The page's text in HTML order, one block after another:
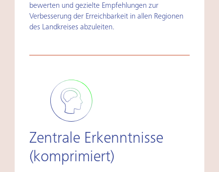
bewerten und gezielte Empfehlungen zur
Verbesserung der Erreichbarkeit in allen Regionen
des Landkreises abzuleiten.
Zentrale Erkenntnisse
(komprimiert)